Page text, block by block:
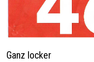
Ganz locker